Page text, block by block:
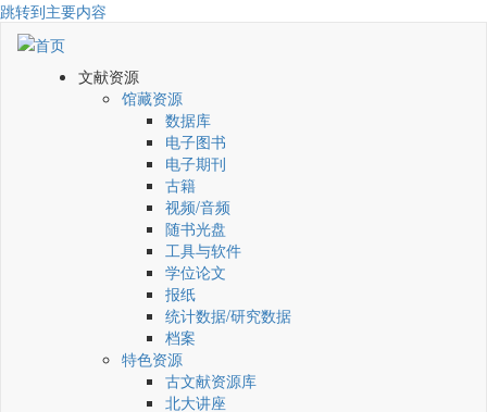
跳转到主要内容
文献资源
馆藏资源
数据库
电子图书
电子期刊
古籍
视频/音频
随书光盘
工具与软件
学位论文
报纸
统计数据/研究数据
档案
特色资源
古文献资源库
北大讲座